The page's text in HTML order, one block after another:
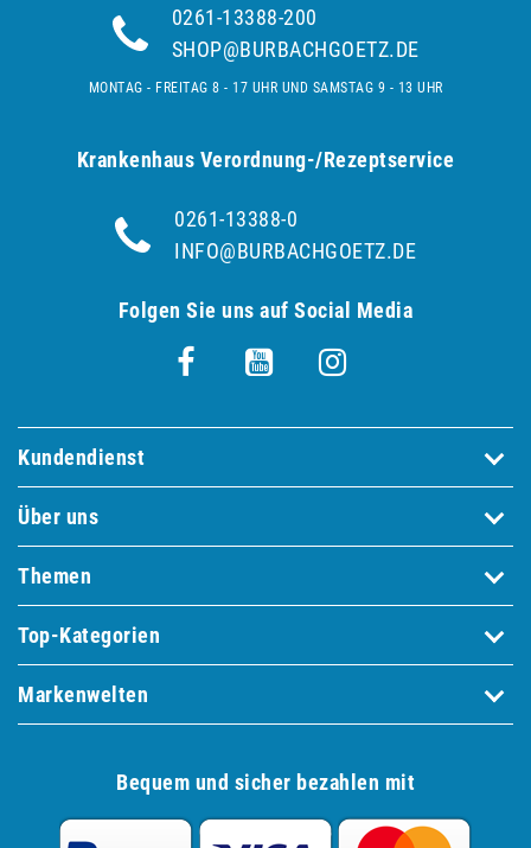
0261-13388-200
SHOP@BURBACHGOETZ.DE
MONTAG - FREITAG 8 - 17 UHR UND SAMSTAG 9 - 13 UHR
Krankenhaus Verordnung-/Rezeptservice
0261-13388-0
INFO@BURBACHGOETZ.DE
Folgen Sie uns auf Social Media
Kundendienst
Über uns
Themen
Top-Kategorien
Markenwelten
Bequem und sicher bezahlen mit